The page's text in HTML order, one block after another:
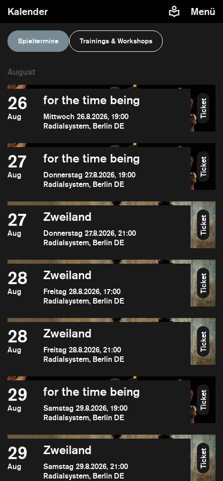
Kalender Menü
Spieltermine Trainings & Workshops
26
Aug
for the time being
Mittwoch 26.8.2026, 19:00
Radialsystem, Berlin DE
Ticket
27
Aug
for the time being
Donnerstag 27.8.2026, 19:00
Radialsystem, Berlin DE
Ticket
27
Aug
Zweiland
Donnerstag 27.8.2026, 21:00
Radialsystem, Berlin DE
Ticket
28
Aug
Zweiland
Freitag 28.8.2026, 17:00
Radialsystem, Berlin DE
Ticket
28
Aug
Zweiland
Freitag 28.8.2026, 21:00
Radialsystem, Berlin DE
Ticket
29
Aug
for the time being
Samstag 29.8.2026, 19:00
Radialsystem, Berlin DE
Ticket
29
Aug
Zweiland
Samstag 29.8.2026, 21:00
Radialsystem, Berlin DE
Ticket